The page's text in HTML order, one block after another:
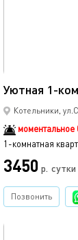
Уютная 1-
Котельники,
1-комнатная
3450 р. сутки
Позвонить